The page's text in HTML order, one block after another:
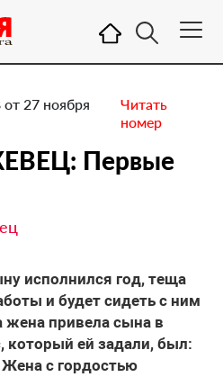
27 ноября
Читать
номер
Первые
исполнился год, теща
и будет сидеть с ним
жена привела сына в
который ей задали, был:
с гордостью